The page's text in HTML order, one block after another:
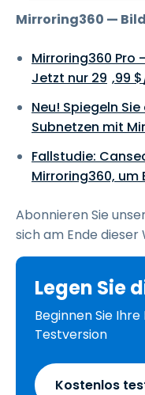
Mirroring360 —
Mirroring360 Pro
Jetzt nur 29 ,99 $
Neu! Spiegeln
Subnetzen mit
Fallstudie:
Mirroring360, um
Abonnieren Sie
sich am Ende dieser
Legen Sie
Beginnen Sie Ihre
Testversion
Kostenlos